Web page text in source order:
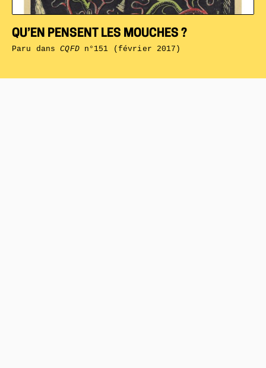
QU’EN PENSENT LES MOUCHES ?
Paru dansCQFDn°151 (février 2017)